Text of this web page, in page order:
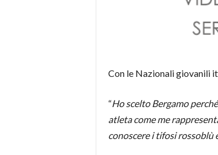
Con le Nazionali giovanili
“Ho scelto Bergamo
atleta come me
conoscere i tifosi rossoblù